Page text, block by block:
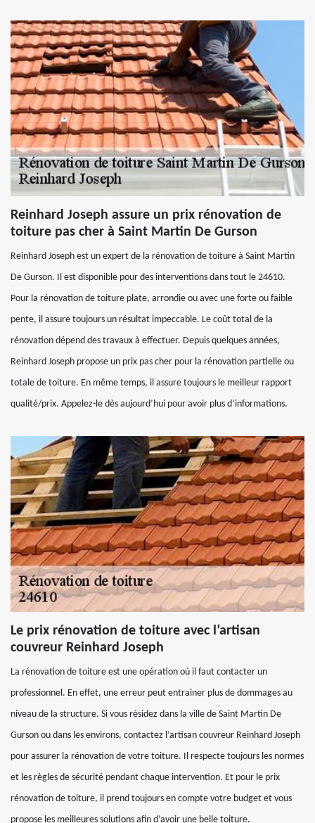
Reinhard Joseph assure un prix rénovation de
toiture pas cher à Saint Martin De Gurson
Reinhard Joseph est un expert de la rénovation de toiture à Saint Martin
De Gurson. Il est disponible pour des interventions dans tout le 24610.
Pour la rénovation de toiture plate, arrondie ou avec une forte ou faible
pente, il assure toujours un résultat impeccable. Le coût total de la
rénovation dépend des travaux à effectuer. Depuis quelques années,
Reinhard Joseph propose un prix pas cher pour la rénovation partielle ou
totale de toiture. En même temps, il assure toujours le meilleur rapport
qualité/prix. Appelez-le dès aujourd’hui pour avoir plus d’informations.
Le prix rénovation de toiture avec l’artisan
couvreur Reinhard Joseph
La rénovation de toiture est une opération où il faut contacter un
professionnel. En effet, une erreur peut entrainer plus de dommages au
niveau de la structure. Si vous résidez dans la ville de Saint Martin De
Gurson ou dans les environs, contactez l’artisan couvreur Reinhard Joseph
pour assurer la rénovation de votre toiture. Il respecte toujours les normes
et les règles de sécurité pendant chaque intervention. Et pour le prix
rénovation de toiture, il prend toujours en compte votre budget et vous
propose les meilleures solutions afin d’avoir une belle toiture.